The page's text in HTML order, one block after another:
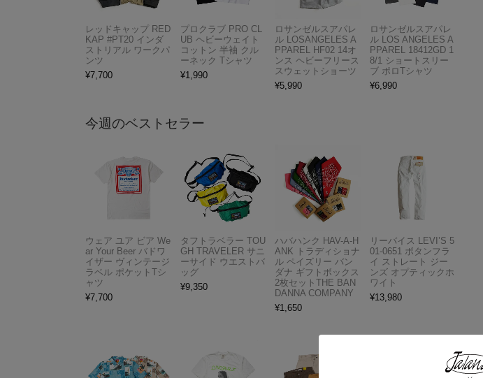
レッドキャップ RED
KAP #PT20 インダ
ストリアル ワークパ
ンツ
¥7,700
プロクラブ PRO CL
UB ヘビーウェイト
コットン 半袖 クル
ーネック Tシャツ
¥1,990
ロサンゼルスアパレ
ル LOSANGELES A
PPAREL HF02 14オ
ンス ヘビーフリース
スウェットショーツ
¥5,990
ロサンゼルスアパレ
ル LOS ANGELES A
PPAREL 18412GD 1
8/1 ショートスリー
ブ ポロTシャツ
¥6,990
今週のベストセラー
ウェア ユア ビア We
ar Your Beer バドワ
イザー ヴィンテージ
ラベル ポケットTシ
ャツ
¥7,700
タフトラベラー TOU
GH TRAVELER サニ
ーサイド ウエストバ
ッグ
¥9,350
ハバハンク HAV-A-H
ANK トラディショナ
ル ペイズリー バン
ダナ ギフトボックス
2枚セットTHE BAN
DANNA COMPANY
¥1,650
リーバイス LEVI’S 5
01-0651 ボタンフラ
イ ストレート ジー
ンズ オプティックホ
ワイト
¥13,980